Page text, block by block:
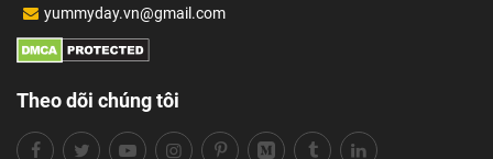
yummyday.vn@gmail.com
Theo dõi chúng tôi